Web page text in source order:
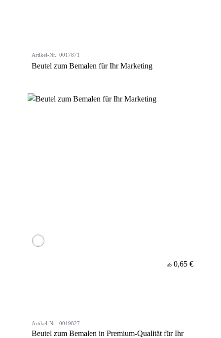
Artikel-Nr.: 0017871
Beutel zum Bemalen für Ihr Marketing
ab 0,65 €
Artikel-Nr.: 0019827
Beutel zum Bemalen in Premium-Qualität für Ihr